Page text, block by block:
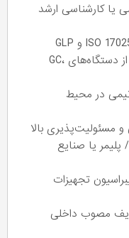
یا کارشناسی ارشد
مسلط به کار با حداقل یکی از دستگاه‌های GC،
در محیط
مسئولیت‌پذیری بالا
یا صنایع
تجهیزات
مصوب داخلی